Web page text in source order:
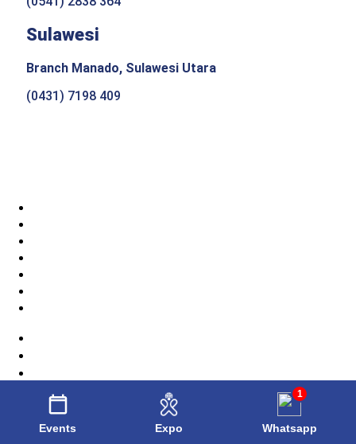
Events Expo
1
Whatsapp
Sulawesi
Branch Manado, Sulawesi Utara
(0431) 7198 409